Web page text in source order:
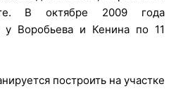
В октябре 2009 года
у Воробьева и Кенина по 11
построить на участке